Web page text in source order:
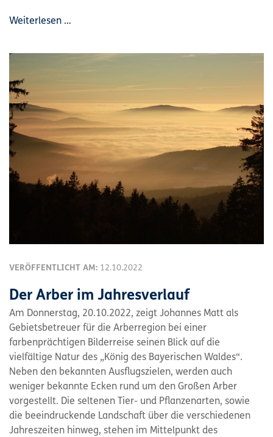
Weiterlesen …
VERÖFFENTLICHT AM: 12.10.2022
Der Arber im Jahresverlauf
Am Donnerstag, 20.10.2022, zeigt Johannes Matt als
Gebietsbetreuer für die Arberregion bei einer
farbenprächtigen Bilderreise seinen Blick auf die
vielfältige Natur des „König des Bayerischen Waldes“.
Neben den bekannten Ausflugszielen, werden auch
weniger bekannte Ecken rund um den Großen Arber
vorgestellt. Die seltenen Tier- und Pflanzenarten, sowie
die beeindruckende Landschaft über die verschiedenen
Jahreszeiten hinweg, stehen im Mittelpunkt des